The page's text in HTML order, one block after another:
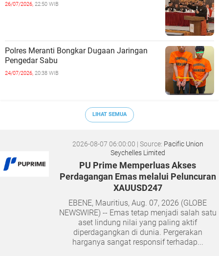
26/07/2026, 22:50 WIB
Polres Meranti Bongkar Dugaan Jaringan
Pengedar Sabu
24/07/2026, 20:38 WIB
LIHAT SEMUA
2026-08-07 06:00:00 | Source: Pacific Union
Seychelles Limited
PU Prime Memperluas Akses
Perdagangan Emas melalui Peluncuran
XAUUSD247
EBENE, Mauritius, Aug. 07, 2026 (GLOBE
NEWSWIRE) -- Emas tetap menjadi salah satu
aset lindung nilai yang paling aktif
diperdagangkan di dunia. Pergerakan
harganya sangat responsif terhadap...